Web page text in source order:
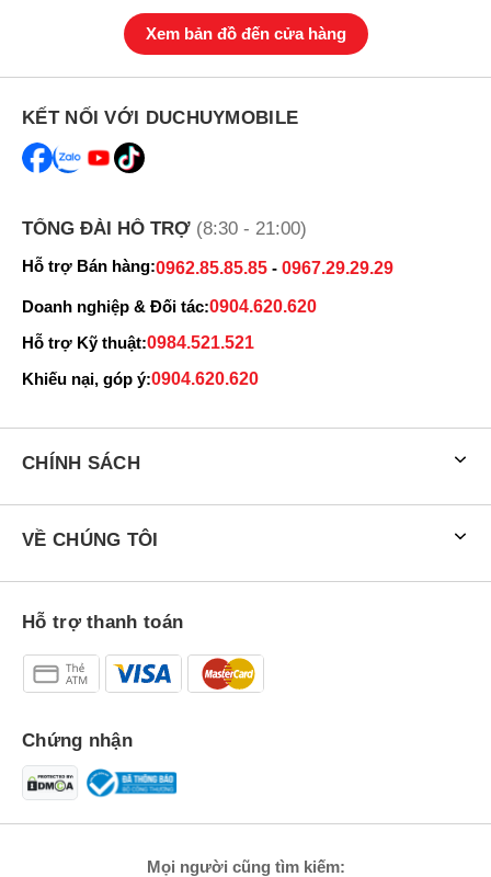
Xem bản đồ đến cửa hàng
KẾT NỐI VỚI DUCHUYMOBILE
TỔNG ĐÀI HỖ TRỢ (8:30 - 21:00)
Hỗ trợ Bán hàng:0962.85.85.85 - 0967.29.29.29
Doanh nghiệp & Đối tác:0904.620.620
Hỗ trợ Kỹ thuật:0984.521.521
Khiếu nại, góp ý:0904.620.620
CHÍNH SÁCH
VỀ CHÚNG TÔI
Hỗ trợ thanh toán
Chứng nhận
Mọi người cũng tìm kiếm: